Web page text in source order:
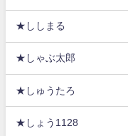
★ししまる
★しゃぶ太郎
★しゅうたろ
★しょう1128